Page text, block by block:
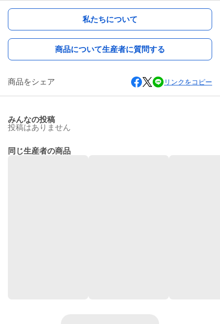
私たちについて
商品について生産者に質問する
商品をシェア リンクをコピー
みんなの投稿
投稿はありません
同じ生産者の商品